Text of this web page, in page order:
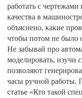
работать с
качества в
объяснено, какие
чтобы потом не было
Не забывай про
моделировать, изучи
позволяют
часы ручной работы.
статье «Кто такой